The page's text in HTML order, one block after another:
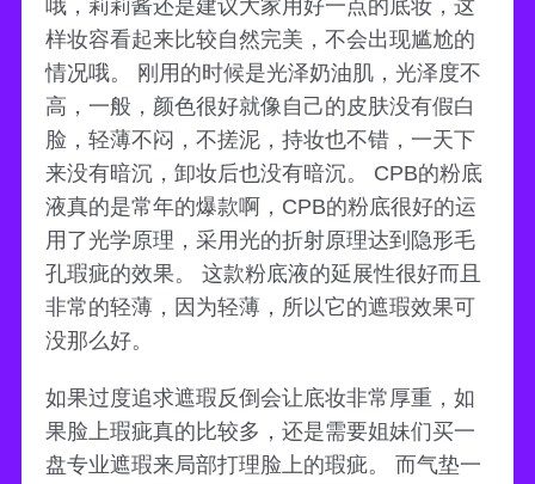
哦，莉莉酱还是建议大家用好一点的底妆，这
样妆容看起来比较自然完美，不会出现尴尬的
情况哦。 刚用的时候是光泽奶油肌，光泽度不
高，一般，颜色很好就像自己的皮肤没有假白
脸，轻薄不闷，不搓泥，持妆也不错，一天下
来没有暗沉，卸妆后也没有暗沉。 CPB的粉底
液真的是常年的爆款啊，CPB的粉底很好的运
用了光学原理，采用光的折射原理达到隐形毛
孔瑕疵的效果。 这款粉底液的延展性很好而且
非常的轻薄，因为轻薄，所以它的遮瑕效果可
没那么好。
如果过度追求遮瑕反倒会让底妆非常厚重，如
果脸上瑕疵真的比较多，还是需要姐妹们买一
盘专业遮瑕来局部打理脸上的瑕疵。 而气垫一